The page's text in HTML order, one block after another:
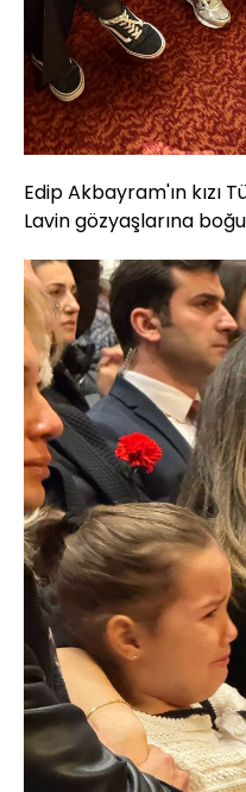
Edip Akbayram'ın kızı
Lavin gözyaşlarına